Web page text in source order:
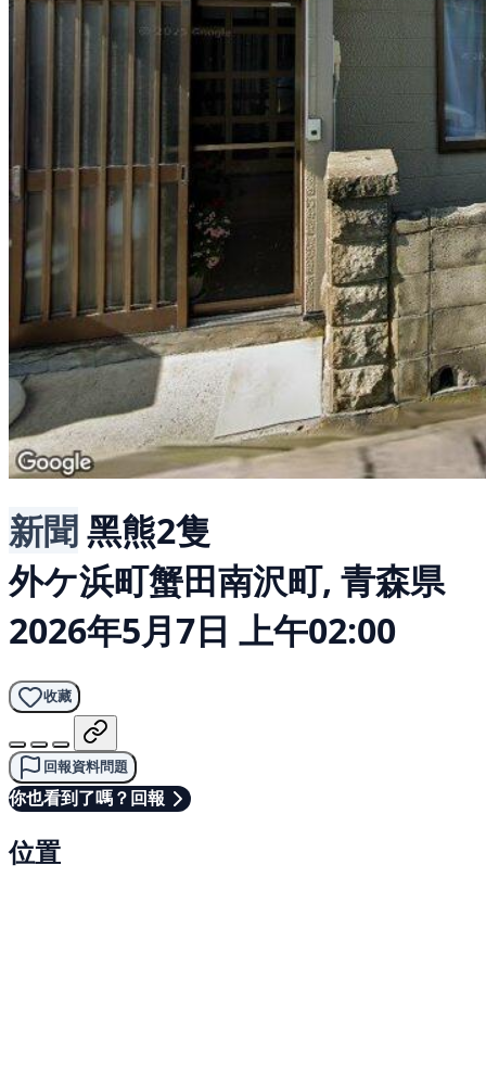
新聞黑熊2隻
外ケ浜町蟹田南沢町, 青森県
2026年5月7日 上午02:00
收藏
回報資料問題
你也看到了嗎？回報
位置